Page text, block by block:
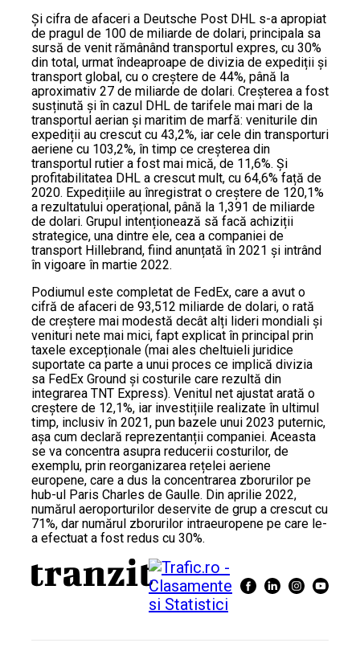
Și cifra de afaceri a Deutsche Post DHL s-a apropiat
de pragul de 100 de miliarde de dolari, principala sa
sursă de venit rămânând transportul expres, cu 30%
din total, urmat îndeaproape de divizia de expediții și
transport global, cu o creștere de 44%, până la
aproximativ 27 de miliarde de dolari. Creșterea a fost
susținută și în cazul DHL de tarifele mai mari de la
transportul aerian și maritim de marfă: veniturile din
expediții au crescut cu 43,2%, iar cele din transporturi
aeriene cu 103,2%, în timp ce creșterea din
transportul rutier a fost mai mică, de 11,6%. Și
profitabilitatea DHL a crescut mult, cu 64,6% față de
2020. Expedițiile au înregistrat o creștere de 120,1%
a rezultatului operațional, până la 1,391 de miliarde
de dolari. Grupul intenționează să facă achiziții
strategice, una dintre ele, cea a companiei de
transport Hillebrand, fiind anunțată în 2021 și intrând
în vigoare în martie 2022.
Podiumul este completat de FedEx, care a avut o
cifră de afaceri de 93,512 miliarde de dolari, o rată
de creștere mai modestă decât alți lideri mondiali și
venituri nete mai mici, fapt explicat în principal prin
taxele excepționale (mai ales cheltuieli juridice
suportate ca parte a unui proces ce implică divizia
sa FedEx Ground și costurile care rezultă din
integrarea TNT Express). Venitul net ajustat arată o
creștere de 12,1%, iar investițiile realizate în ultimul
timp, inclusiv în 2021, pun bazele unui 2023 puternic,
așa cum declară reprezentanții companiei. Aceasta
se va concentra asupra reducerii costurilor, de
exemplu, prin reorganizarea rețelei aeriene
europene, care a dus la concentrarea zborurilor pe
hub-ul Paris Charles de Gaulle. Din aprilie 2022,
numărul aeroporturilor deservite de grup a crescut cu
71%, dar numărul zborurilor intraeuropene pe care le-
a efectuat a fost redus cu 30%.